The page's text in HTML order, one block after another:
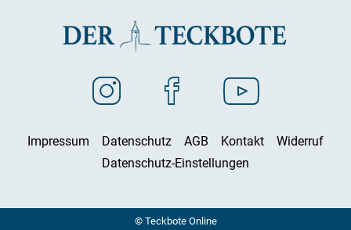
Impressum Datenschutz AGB Kontakt
Widerruf
Datenschutz-Einstellungen
© Teckbote Online